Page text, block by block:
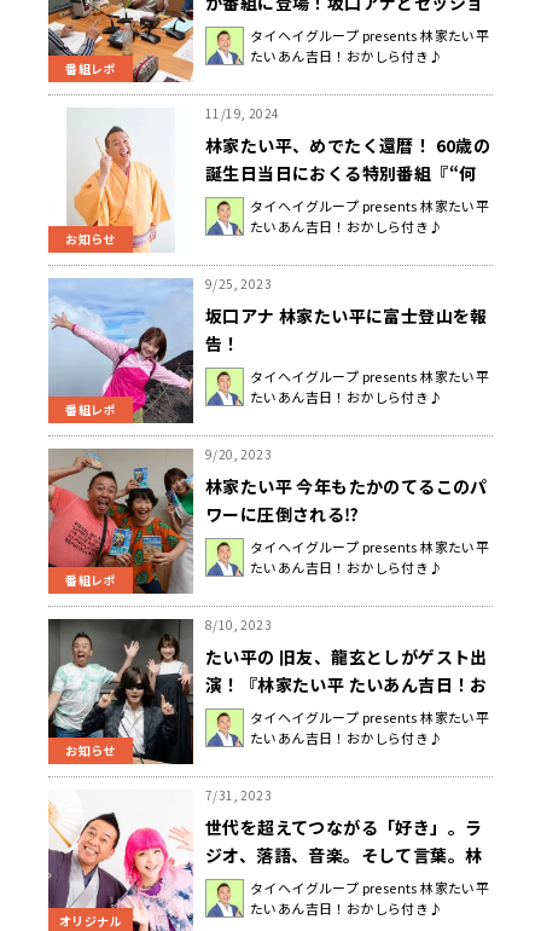
番組レポ
ン！？タイヘイグループ presents 林家たい平
たいあん吉日！おかしら付き♪
お知らせ
11/19, 2024
林家たい平、めでたく還暦！ 60歳の
誕生日当日におくる特別番組『“何
かあったのか？”「還暦スペシャル」
林家たい平～ホンネで語れる 60歳
タイヘイグループ presents 林家たい平
たいあん吉日！おかしら付き♪
番組レポ
9/25, 2023
坂口アナ 林家たい平に富士登山を報
告！
タイヘイグループ presents 林家たい平
たいあん吉日！おかしら付き♪
番組レポ
9/20, 2023
林家たい平 今年もたかのてるこのパ
ワーに圧倒される⁉
タイヘイグループ presents 林家たい平
たいあん吉日！おかしら付き♪
お知らせ
8/10, 2023
たい平の 旧友、龍玄としがゲスト出
演！『林家たい平 たいあん吉日！お
かしら付き♪』8/13（日）、
8/20（日）放送
タイヘイグループ presents 林家たい平
たいあん吉日！おかしら付き♪
オリジナル
7/31, 2023
世代を超えてつながる「好き」。ラ
ジオ、落語、音楽。そして言葉。林
家たい平・アンジェリーナ1/3 スペ
シャル対談
タイヘイグループ presents 林家たい平
たいあん吉日！おかしら付き♪